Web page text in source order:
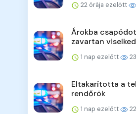
22 órája ezelőtt
Árokba
zavartan
1 nap ezelőtt 23
Eltakarította a
rendőrök
1 nap ezelőtt 22